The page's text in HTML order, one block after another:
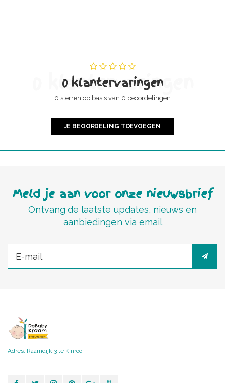
0 klantervaringen
0 klantervaringen
0 sterren op basis van 0 beoordelingen
JE BEOORDELING TOEVOEGEN
Meld je aan voor onze nieuwsbrief
Ontvang de laatste updates, nieuws en
aanbiedingen via email
Adres: Raamdijk 3 te Kinrooi